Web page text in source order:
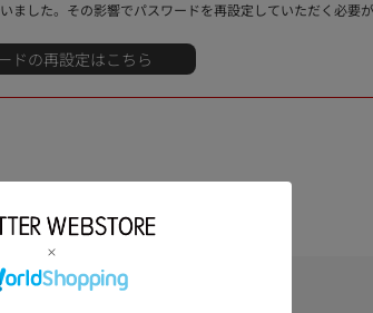
した。その影響でパスワードを再設定していただく必要が